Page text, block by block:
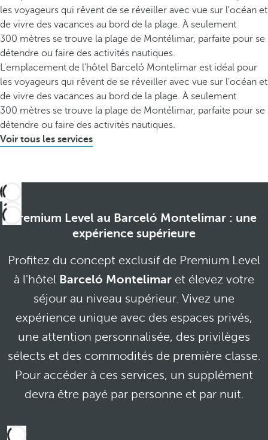
les voyageurs qui rêvent de se réveiller avec vue sur l'océan et
de vivre des vacances au bord de la plage. À seulement
300 mètres se trouve la plage de Montélimar, parfaite pour se
détendre ou faire des activités nautiques.
L'emplacement de l'hôtel Barceló Montelimar est idéal pour
les voyageurs qui rêvent de se réveiller avec vue sur l'océan et
de vivre des vacances au bord de la plage. À seulement
300 mètres se trouve la plage de Montélimar, parfaite pour se
détendre ou faire des activités nautiques.
Voir tous les services
Premium Level au Barceló Montelimar : une
expérience supérieure
Profitez du concept exclusif de Premium Level
à l'hôtel Barceló Montelimar et élevez votre
séjour au niveau supérieur. Vivez une
expérience unique avec des espaces privés,
une attention personnalisée, des privilèges
sélects et des commodités de première classe.
Pour accéder à ces services, un supplément
devra être payé par personne et par nuit.